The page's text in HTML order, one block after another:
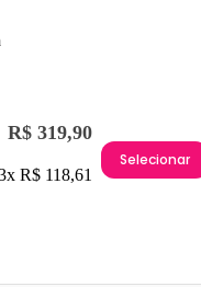
R$ 319,90
R$ 118,61
Selecionar